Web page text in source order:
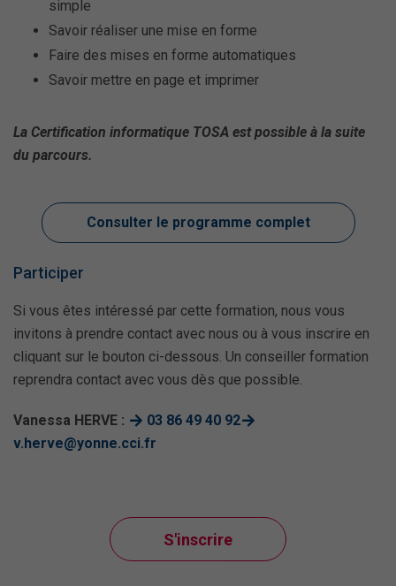
simple
Savoir réaliser une mise en forme
Faire des mises en forme automatiques
Savoir mettre en page et imprimer
La Certification informatique TOSA est possible à la suite
du parcours.
Consulter le programme complet
Participer
Si vous êtes intéressé par cette formation, nous vous
invitons à prendre contact avec nous ou à vous inscrire en
cliquant sur le bouton ci-dessous. Un conseiller formation
reprendra contact avec vous dès que possible.
Vanessa HERVE :
03 86 49 40 92
v.herve@yonne.cci.fr
S'inscrire